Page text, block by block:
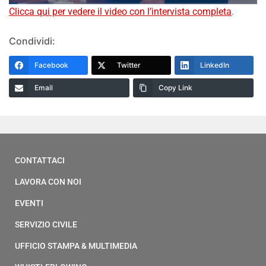
Clicca qui per vedere il video con l’intervista completa.
Condividi:
Facebook Twitter LinkedIn
Email Copy Link
CONTATTACI
LAVORA CON NOI
EVENTI
SERVIZIO CIVILE
UFFICIO STAMPA & MULTIMEDIA